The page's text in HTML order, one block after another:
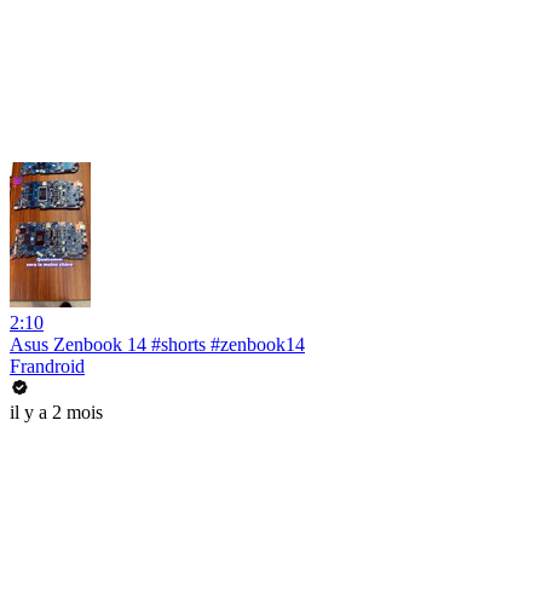
2:10
Asus Zenbook 14 #shorts #zenbook14
Frandroid
il y a 2 mois